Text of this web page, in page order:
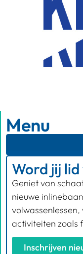
Menu
Word jij
Geniet van
nieuwe
activiteiten zoals
Inschrijven